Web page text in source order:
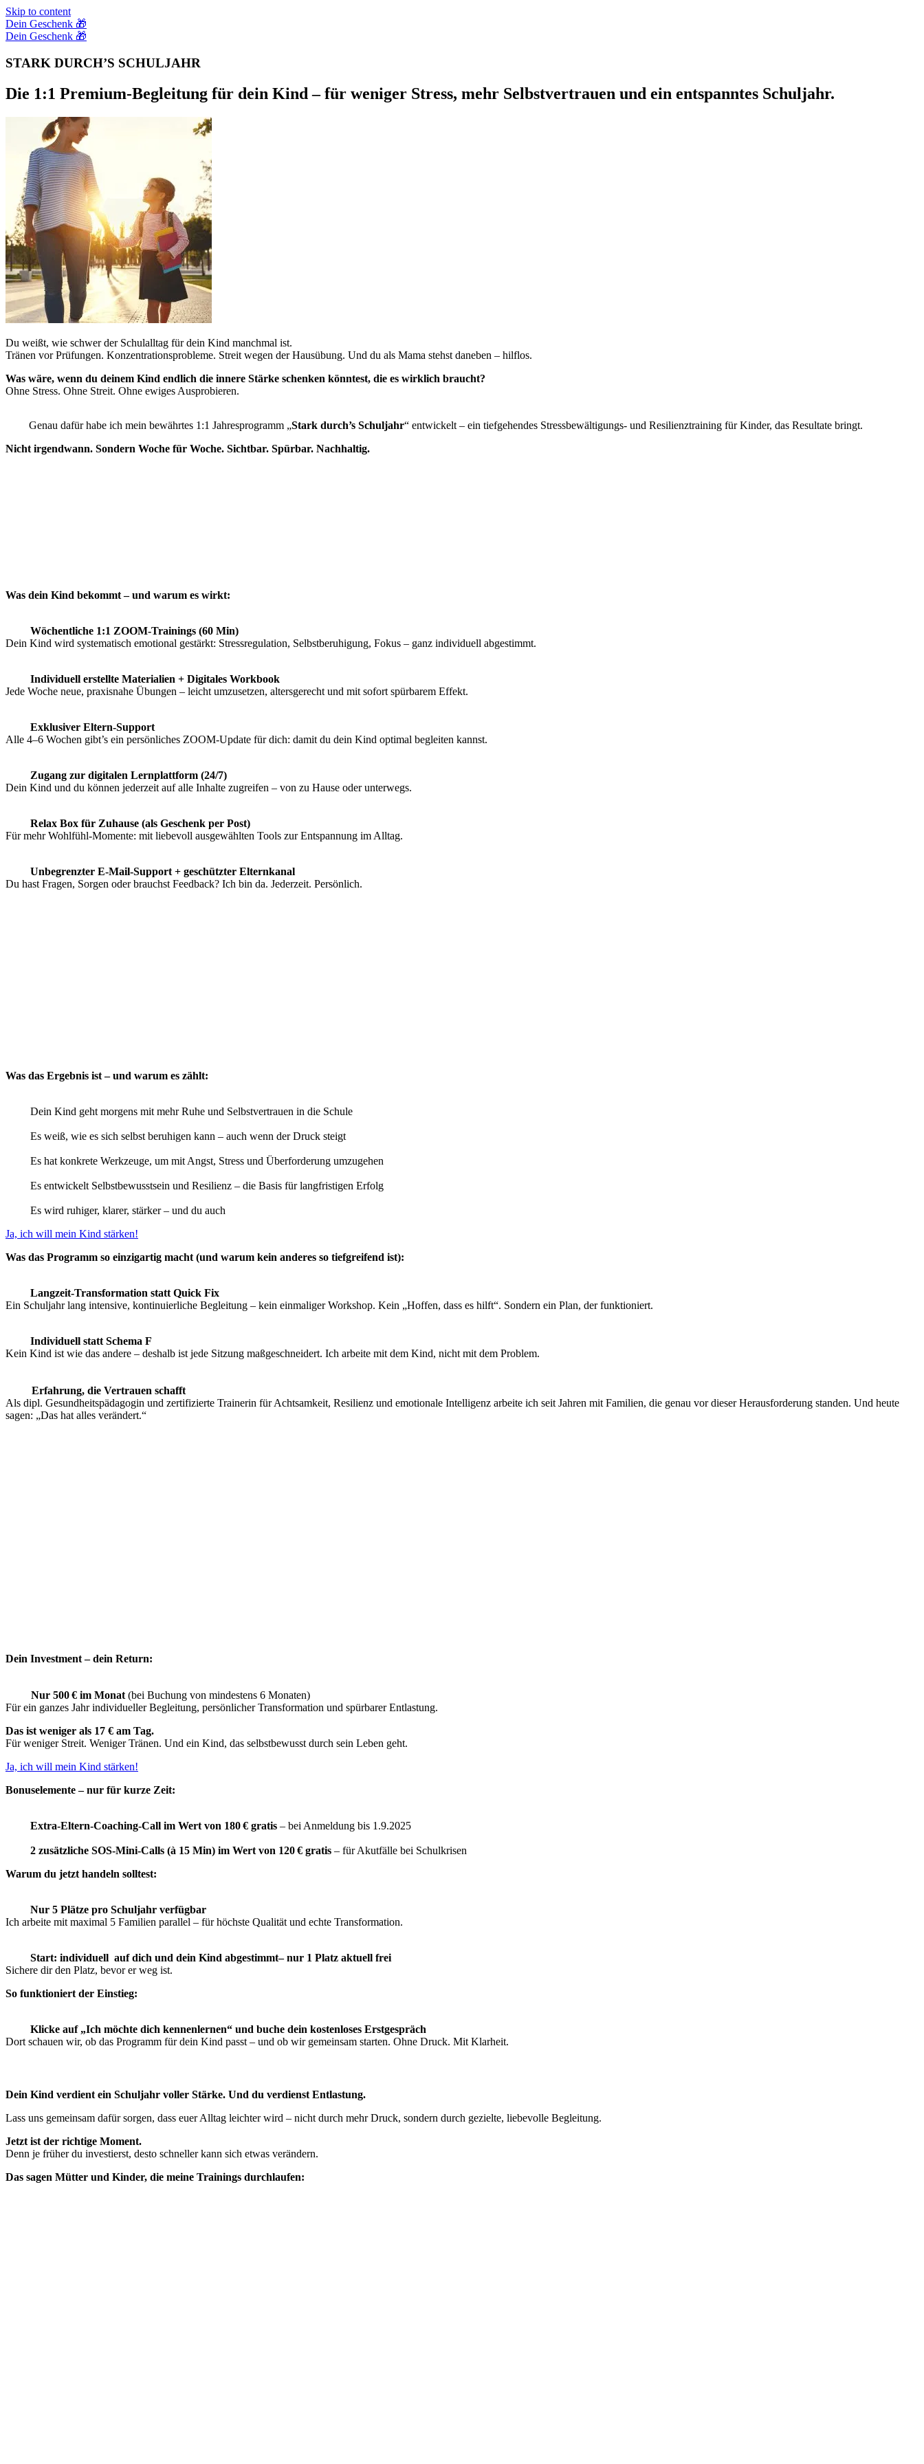
Skip to content
Dein Geschenk 🎁
Dein Geschenk 🎁
STARK DURCH’S SCHULJAHR
Die 1:1 Premium-Begleitung für dein Kind – für weniger Stress, mehr Selbstvertrauen und ein entspanntes Schuljahr.
Du weißt, wie schwer der Schulalltag für dein Kind manchmal ist.
Tränen vor Prüfungen. Konzentrationsprobleme. Streit wegen der Hausübung. Und du als Mama stehst daneben – hilflos.
Was wäre, wenn du deinem Kind endlich die innere Stärke schenken könntest, die es wirklich braucht?
Ohne Stress. Ohne Streit. Ohne ewiges Ausprobieren.
Genau dafür habe ich mein bewährtes 1:1 Jahresprogramm „Stark durch’s Schuljahr“ entwickelt – ein tiefgehendes Stressbewältigungs- und Resilienztraining für Kinder, das Resultate bringt.
Nicht irgendwann. Sondern Woche für Woche. Sichtbar. Spürbar. Nachhaltig.
Was dein Kind bekommt – und warum es wirkt:
Wöchentliche 1:1 ZOOM-Trainings (60 Min)
Dein Kind wird systematisch emotional gestärkt: Stressregulation, Selbstberuhigung, Fokus – ganz individuell abgestimmt.
Individuell erstellte Materialien + Digitales Workbook
Jede Woche neue, praxisnahe Übungen – leicht umzusetzen, altersgerecht und mit sofort spürbarem Effekt.
Exklusiver Eltern-Support
Alle 4–6 Wochen gibt’s ein persönliches ZOOM-Update für dich: damit du dein Kind optimal begleiten kannst.
Zugang zur digitalen Lernplattform (24/7)
Dein Kind und du können jederzeit auf alle Inhalte zugreifen – von zu Hause oder unterwegs.
Relax Box für Zuhause (als Geschenk per Post)
Für mehr Wohlfühl-Momente: mit liebevoll ausgewählten Tools zur Entspannung im Alltag.
Unbegrenzter E-Mail-Support + geschützter Elternkanal
Du hast Fragen, Sorgen oder brauchst Feedback? Ich bin da. Jederzeit. Persönlich.
Was das Ergebnis ist – und warum es zählt:
Dein Kind geht morgens mit mehr Ruhe und Selbstvertrauen in die Schule
Es weiß, wie es sich selbst beruhigen kann – auch wenn der Druck steigt
Es hat konkrete Werkzeuge, um mit Angst, Stress und Überforderung umzugehen
Es entwickelt Selbstbewusstsein und Resilienz – die Basis für langfristigen Erfolg
Es wird ruhiger, klarer, stärker – und du auch
Ja, ich will mein Kind stärken!
Was das Programm so einzigartig macht (und warum kein anderes so tiefgreifend ist):
Langzeit-Transformation statt Quick Fix
Ein Schuljahr lang intensive, kontinuierliche Begleitung – kein einmaliger Workshop. Kein „Hoffen, dass es hilft“. Sondern ein Plan, der funktioniert.
Individuell statt Schema F
Kein Kind ist wie das andere – deshalb ist jede Sitzung maßgeschneidert. Ich arbeite mit dem Kind, nicht mit dem Problem.
Erfahrung, die Vertrauen schafft
Als dipl. Gesundheitspädagogin und zertifizierte Trainerin für Achtsamkeit, Resilienz und emotionale Intelligenz arbeite ich seit Jahren mit Familien, die genau vor dieser Herausforderung standen. Und heute
sagen: „Das hat alles verändert.“
Dein Investment – dein Return:
Nur 500 € im Monat (bei Buchung von mindestens 6 Monaten)
Für ein ganzes Jahr individueller Begleitung, persönlicher Transformation und spürbarer Entlastung.
Das ist weniger als 17 € am Tag.
Für weniger Streit. Weniger Tränen. Und ein Kind, das selbstbewusst durch sein Leben geht.
Ja, ich will mein Kind stärken!
Bonuselemente – nur für kurze Zeit:
Extra-Eltern-Coaching-Call im Wert von 180 € gratis – bei Anmeldung bis 1.9.2025
2 zusätzliche SOS-Mini-Calls (à 15 Min) im Wert von 120 € gratis – für Akutfälle bei Schulkrisen
Warum du jetzt handeln solltest:
Nur 5 Plätze pro Schuljahr verfügbar
Ich arbeite mit maximal 5 Familien parallel – für höchste Qualität und echte Transformation.
Start: individuell auf dich und dein Kind abgestimmt– nur 1 Platz aktuell frei
Sichere dir den Platz, bevor er weg ist.
So funktioniert der Einstieg:
Klicke auf „Ich möchte dich kennenlernen“ und buche dein kostenloses Erstgespräch
Dort schauen wir, ob das Programm für dein Kind passt – und ob wir gemeinsam starten. Ohne Druck. Mit Klarheit.
Dein Kind verdient ein Schuljahr voller Stärke. Und du verdienst Entlastung.
Lass uns gemeinsam dafür sorgen, dass euer Alltag leichter wird – nicht durch mehr Druck, sondern durch gezielte, liebevolle Begleitung.
Jetzt ist der richtige Moment.
Denn je früher du investierst, desto schneller kann sich etwas verändern.
Das sagen Mütter und Kinder, die meine Trainings durchlaufen: